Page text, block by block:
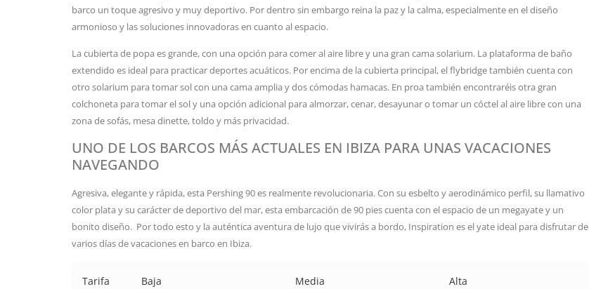
barco un toque agresivo y muy deportivo. Por dentro sin embargo reina la paz y la calma, especialmente en el diseño
armonioso y las soluciones innovadoras en cuanto al espacio.
La cubierta de popa es grande, con una opción para comer al aire libre y una gran cama solarium. La plataforma de baño
extendido es ideal para practicar deportes acuáticos. Por encima de la cubierta principal, el flybridge también cuenta con
otro solarium para tomar sol con una cama amplia y dos cómodas hamacas. En proa también encontraréis otra gran
colchoneta para tomar el sol y una opción adicional para almorzar, cenar, desayunar o tomar un cóctel al aire libre con una
zona de sofás, mesa dinette, toldo y más privacidad.
UNO DE LOS BARCOS MÁS ACTUALES EN IBIZA PARA UNAS VACACIONES
NAVEGANDO
Agresiva, elegante y rápida, esta Pershing 90 es realmente revolucionaria. Con su esbelto y aerodinámico perfil, su llamativo
color plata y su carácter de deportivo del mar, esta embarcación de 90 pies cuenta con el espacio de un megayate y un
bonito diseño. Por todo esto y la auténtica aventura de lujo que vivirás a bordo, Inspiration es el yate ideal para disfrutar de
varios días de vacaciones en barco en Ibiza.
Tarifa Baja Media Alta